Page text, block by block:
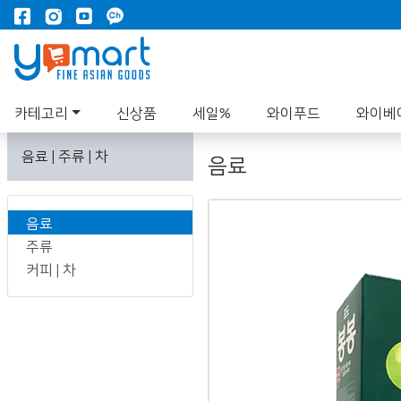
카테고리 신상품 세일% 와이푸드 와이베
음료 | 주류 | 차
음료
주류
커피 | 차
음료